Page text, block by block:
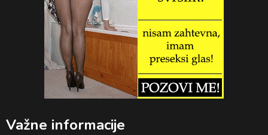
Važne informacije